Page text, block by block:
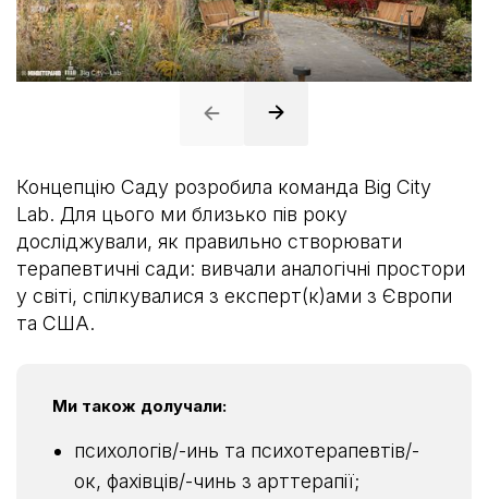
Концепцію Саду розробила команда Big City
Lab. Для цього ми близько пів року
досліджували, як правильно створювати
терапевтичні сади: вивчали аналогічні простори
у світі, спілкувалися з експерт(к)ами з Європи
та США.
Ми також долучали:
психологів/-инь та психотерапевтів/-
ок, фахівців/-чинь з арттерапії;